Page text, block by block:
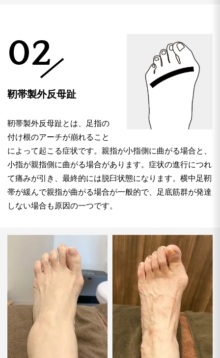
02
靭帯製外反母趾
靭帯製外反母趾とは、足指の
付け根のアーチが崩れること
によって起こる症状です。親指が小指側に曲がる場合と、
小指が親指側に曲がる場合があります。症状の進行につれ
て痛みが引き、最終的には脱臼状態になります。横中足靭
帯が緩んで親指が曲がる場合が一般的で、足底筋群が発達
しない場合も原因の一つです。